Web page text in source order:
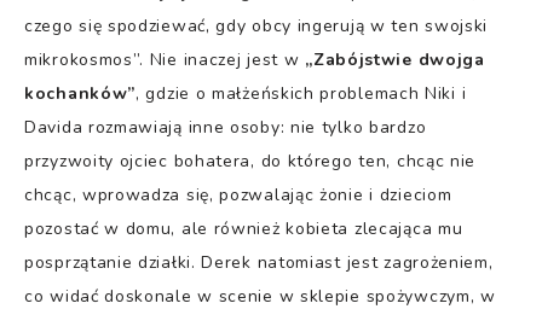
czego się spodziewać, gdy obcy ingerują w ten swojski
mikrokosmos”. Nie inaczej jest w „Zabójstwie dwojga
kochanków”, gdzie o małżeńskich problemach Niki i
Davida rozmawiają inne osoby: nie tylko bardzo
przyzwoity ojciec bohatera, do którego ten, chcąc nie
chcąc, wprowadza się, pozwalając żonie i dzieciom
pozostać w domu, ale również kobieta zlecająca mu
posprzątanie działki. Derek natomiast jest zagrożeniem,
co widać doskonale w scenie w sklepie spożywczym, w